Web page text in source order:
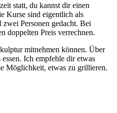
statt, du kannst dir einen
Kurse sind eigentlich als
Personen gedacht. Bei
doppelten Preis verrechnen.
mitnehmen können. Über
Ich empfehle dir etwas
Möglichkeit, etwas zu grillieren.